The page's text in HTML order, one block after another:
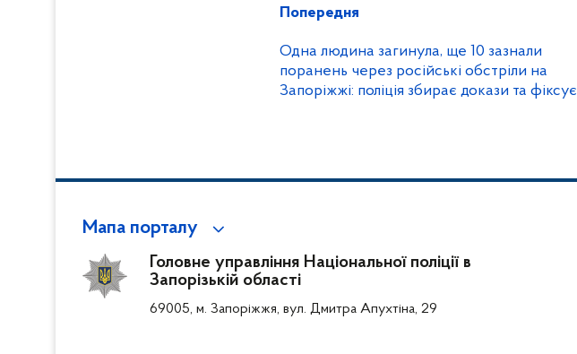
Попередня
Одна людина загинула, ще 10 зазнали
поранень через російські обстріли на
Запоріжжі: поліція збирає докази та фіксує
Мапа порталу
Головне управління Національної поліції в
Запорізькій області
69005, м. Запоріжжя, вул. Дмитра Апухтіна, 29